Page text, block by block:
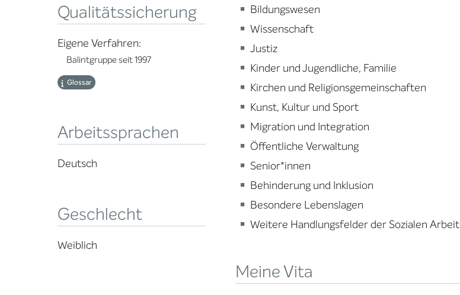
Qualitätssicherung
Eigene Verfahren:
Balintgruppe seit 1997
Glossar
Arbeitssprachen
Deutsch
Geschlecht
Weiblich
Bildungswesen
Wissenschaft
Justiz
Kinder und Jugendliche, Familie
Kirchen und Religionsgemeinschaften
Kunst, Kultur und Sport
Migration und Integration
Öffentliche Verwaltung
Senior*innen
Behinderung und Inklusion
Besondere Lebenslagen
Weitere Handlungsfelder der Sozialen Arbeit
Meine Vita